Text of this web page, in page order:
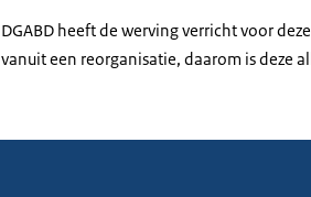
DGABD heeft de werving verricht voor
vanuit een reorganisatie, daarom is deze